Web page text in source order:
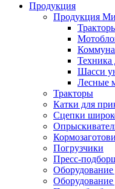
Продукция
Продукция
Шасси
Лесные
Тракторы
Катки для
Сцепки
Погрузчики
Пресс-
Оборудование
Оборудование